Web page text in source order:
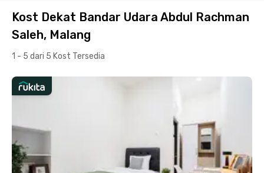
Kost Dekat Bandar Udara Abdul Rachman
Saleh, Malang
1 - 5 dari 5 Kost Tersedia